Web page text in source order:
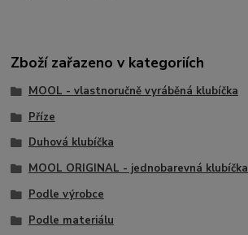
Zboží zařazeno v kategoriích
MOOL - vlastnoručně vyráběná klubíčka
Příze
Duhová klubíčka
MOOL ORIGINAL - jednobarevná klubíčka
Podle výrobce
Podle materiálu